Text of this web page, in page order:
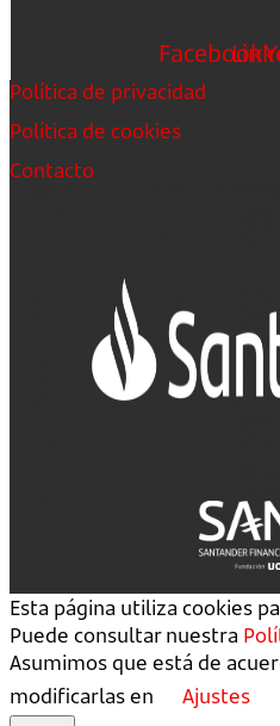
Facebook
Política de privacidad
Política de cookies
Contacto
Esta página utiliza cookies
Puede consultar nuestra
Asumimos que está de
modificarlas en
Ajustes